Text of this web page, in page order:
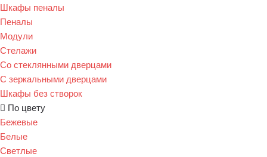
Шкафы пеналы
Пеналы
Модули
Стелажи
Со стеклянными дверцами
С зеркальными дверцами
Шкафы без створок
По цвету
Бежевые
Белые
Светлые